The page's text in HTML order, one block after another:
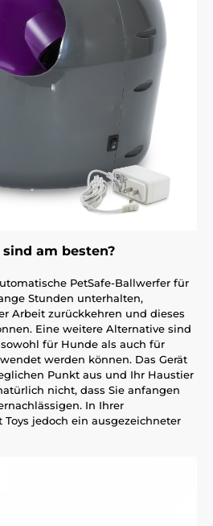
am besten?
PetSafe-Ballwerfer für
Stunden unterhalten,
Arbeit zurückkehren und dieses
Eine weitere Alternative sind
für Hunde als auch für
werden können. Das Gerät
Punkt aus und Ihr Haustier
nicht, dass Sie anfangen
In Ihrer
jedoch ein ausgezeichneter